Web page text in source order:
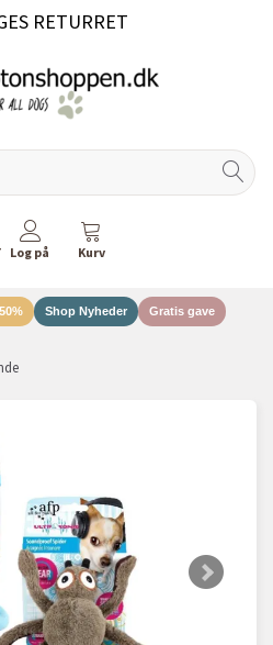
RETURRET
Shop Nyheder Gratis gave